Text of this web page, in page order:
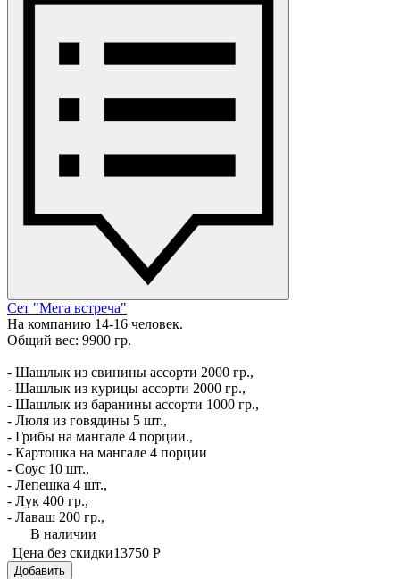
Сет "Мега встреча"
На компанию 14-16 человек.
Общий вес: 9900 гр.
- Шашлык из свинины ассорти 2000 гр.,
- Шашлык из курицы ассорти 2000 гр.,
- Шашлык из баранины ассорти 1000 гр.,
- Люля из говядины 5 шт.,
- Грибы на мангале 4 порции.,
- Картошка на мангале 4 порции
- Соус 10 шт.,
- Лепешка 4 шт.,
- Лук 400 гр.,
- Лаваш 200 гр.,
В наличии
Цена без скидки13750 Р
Добавить